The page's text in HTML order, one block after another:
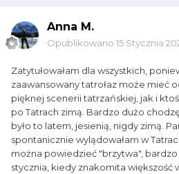
Anna M.
Opublikowano 15 Stycznia
Zatytułowałam dla wszystkich,
zaawansowany tatrołaz może mieć
pięknej scenerii tatrzańskiej, jak i
po Tatrach zimą. Bardzo dużo
było to latem, jesienią, nigdy zimą.
spontanicznie wylądowałam w
można powiedzieć "brzytwa", bardzo
stycznia, kiedy znakomita większość